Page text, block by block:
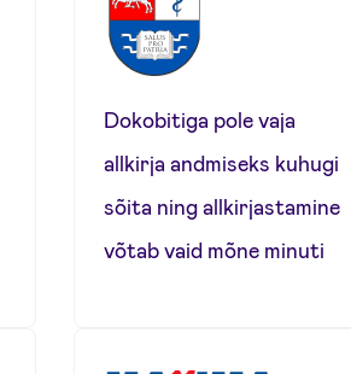
Dokobitiga pole vaja
allkirja andmiseks kuhugi
sõita ning allkirjastamine
võtab vaid mõne minuti